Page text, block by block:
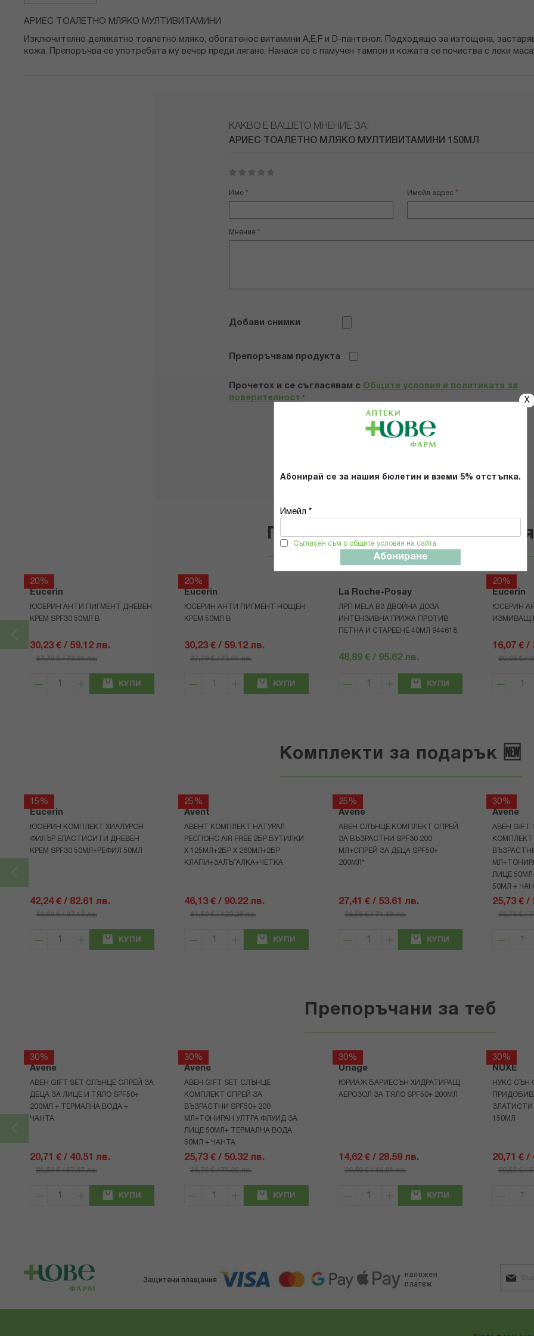
X
Абонирай се за нашия бюлетин и вземи 5% отстъпка.
Имейл *
Съгласен съм с общите условия на сайта
Абониране
АРИЕС ТОАЛЕТНО МЛЯКО МУЛТИВИТАМИНИ
Изключително деликатно тоалетно мляко, обогатенос витамини A,E,F и D-пантенол. Подходящо за изтощена,
кожа. Препоръчва се употребата му вечер преди лягане. Нанася се с памучен тампон и кожата се почиства с леки
КАКВО Е ВАШЕТО МНЕНИЕ ЗА:
АРИЕС ТОАЛЕТНО МЛЯКО МУЛТИВИТАМИНИ 150МЛ
star
stars
stars
stars
stars
Име Имейл адрес
Мнение
Добави снимки
Препоръчвам продукта
Прочетох и се съгласявам с Общите условия и политиката за
поверителност *
Популярни в тази категория
20%
Eucerin
ЮСЕРИН АНТИ ПИГМЕНТ ДНЕВЕН
КРЕМ SPF30 50МЛ В
30,23 € / 59.12 лв.
37,79 € / 73.91 лв.
КУПИ
20%
Eucerin
ЮСЕРИН АНТИ ПИГМЕНТ НОЩЕН
КРЕМ 50МЛ В
30,23 € / 59.12 лв.
37,79 € / 73.91 лв.
КУПИ
La Roche-Posay
ЛРП MELA B3 ДВОЙНА ДОЗА
ИНТЕНЗИВНА ГРИЖА ПРОТИВ
ПЕТНА И СТАРЕЕНЕ 40МЛ 944618
48,89 € / 95.62 лв.
КУПИ
20%
Eucerin
ЮСЕРИН
ИЗМИВАЩ
16,07 € /
20,09 € /
Комплекти за подарък 🆕
15%
Eucerin
ЮСЕРИН КОМПЛЕКТ ХИАЛУРОН
ФИЛЪР ЕЛАСТИСИТИ ДНЕВЕН
КРЕМ SPF30 50МЛ+РЕФИЛ 50МЛ
42,24 € / 82.61 лв.
49,69 € / 97.19 лв.
КУПИ
25%
Avent
АВЕНТ КОМПЛЕКТ НАТУРАЛ
РЕСПОНС AIR FREE 2БР БУТИЛКИ
Х 125МЛ+2БР Х 260МЛ+2БР
КЛАПИ+ЗАЛЪГАЛКА+ЧЕТКА
46,13 € / 90.22 лв.
61,50 € / 120.28 лв.
КУПИ
25%
Avene
АВЕН СЛЪНЦЕ КОМПЛЕКТ СПРЕЙ
ЗА ВЪЗРАСТНИ SPF30 200
МЛ+СПРЕЙ ЗА ДЕЦА SPF50+
200МЛ*
27,41 € / 53.61 лв.
36,55 € / 71.49 лв.
КУПИ
30%
Avene
АВЕН GIFT
КОМПЛЕКТ
ЛИЦЕ
50МЛ +
25,73 € /
36,76 € /
Препоръчани за теб
30%
Avene
АВЕН GIFT SET СЛЪНЦЕ СПРЕЙ ЗА
ДЕЦА ЗА ЛИЦЕ И ТЯЛО SPF50+
200МЛ + ТЕРМАЛНА ВОДА +
ЧАНТА
20,71 € / 40.51 лв.
29,59 € / 57.87 лв.
КУПИ
30%
Avene
АВЕН GIFT SET СЛЪНЦЕ
КОМПЛЕКТ СПРЕЙ ЗА
ВЪЗРАСТНИ SPF50+ 200
МЛ+ТОНИРАН УЛТРА ФЛУИД ЗА
ЛИЦЕ 50МЛ+ ТЕРМАЛНА ВОДА
50МЛ + ЧАНТА
25,73 € / 50.32 лв.
36,76 € / 71.90 лв.
КУПИ
30%
Uriage
ЮРИАЖ БАРИЕСЪН ХИДРАТИРАЩ
АЕРОЗОЛ ЗА ТЯЛО SPF50+ 200МЛ
14,62 € / 28.59 лв.
20,89 € / 40.86 лв.
КУПИ
30%
NUXE
НУКС СЪН
ЗЛАТИСТИ
150МЛ
20,71 € /
29,59 € /
Защитени плащания